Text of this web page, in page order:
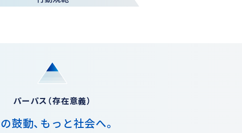
パーパス（存在意義）
鼓動、もっと社会へ。